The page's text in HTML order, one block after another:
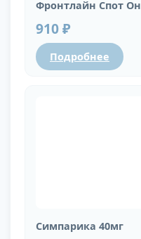
Фронтлайн Спот Он
910 ₽
Подробнее
Симпарика 40мг